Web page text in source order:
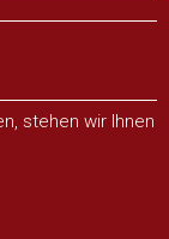
stehen wir Ihnen